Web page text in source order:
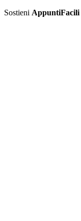
Sostieni AppuntiFacili